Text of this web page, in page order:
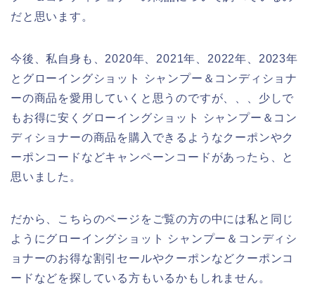
だと思います。
今後、私自身も、2020年、2021年、2022年、2023年
とグローイングショット シャンプー＆コンディショナ
ーの商品を愛用していくと思うのですが、、、少しで
もお得に安くグローイングショット シャンプー＆コン
ディショナーの商品を購入できるようなクーポンやク
ーポンコードなどキャンペーンコードがあったら、と
思いました。
だから、こちらのページをご覧の方の中には私と同じ
ようにグローイングショット シャンプー＆コンディシ
ョナーのお得な割引セールやクーポンなどクーポンコ
ードなどを探している方もいるかもしれません。